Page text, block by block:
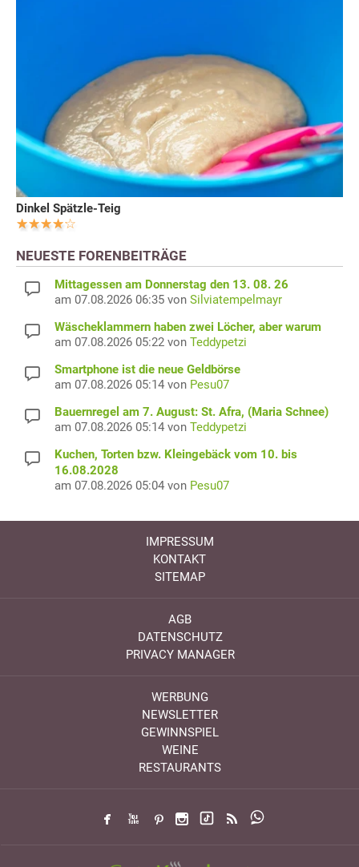
Dinkel Spätzle-Teig
NEUESTE FORENBEITRÄGE
Mittagessen am Donnerstag den 13. 08. 26
am 07.08.2026 06:35 von Silviatempelmayr
Wäscheklammern haben zwei Löcher, aber warum
am 07.08.2026 05:22 von Teddypetzi
Smartphone ist die neue Geldbörse
am 07.08.2026 05:14 von Pesu07
Bauernregel am 7. August: St. Afra, (Maria Schnee)
am 07.08.2026 05:14 von Teddypetzi
Kuchen, Torten bzw. Kleingebäck vom 10. bis
16.08.2028
am 07.08.2026 05:04 von Pesu07
IMPRESSUM
KONTAKT
SITEMAP
AGB
DATENSCHUTZ
PRIVACY MANAGER
WERBUNG
NEWSLETTER
GEWINNSPIEL
WEINE
RESTAURANTS